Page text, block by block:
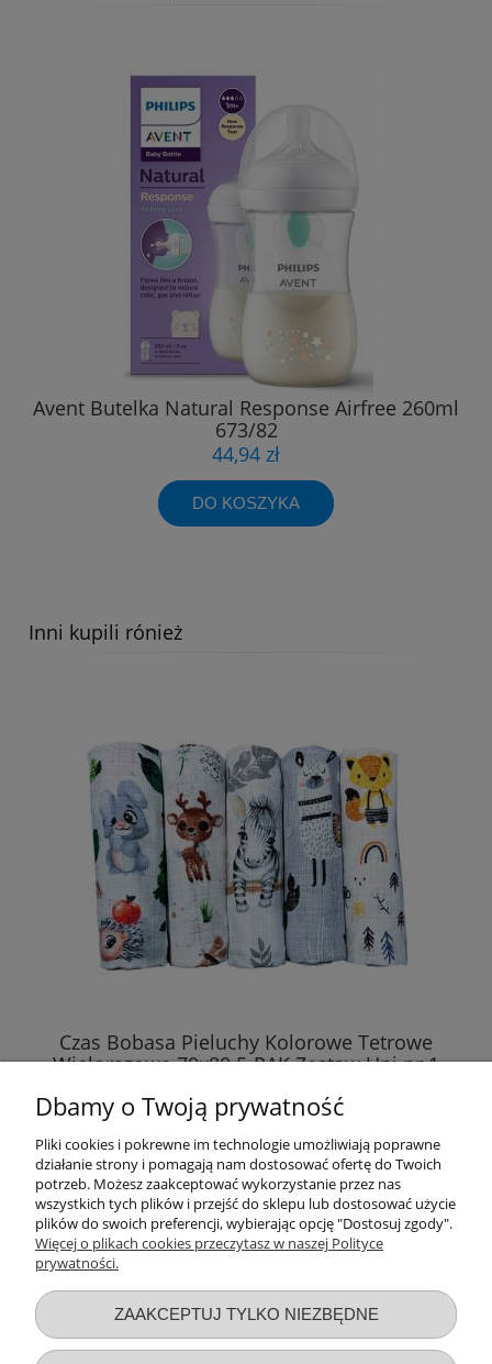
Avent Butelka Natural Response Airfree 260ml
673/82
44,94 zł
DO KOSZYKA
Avent Butelka Antykolkowa Natural 3 Response
260ml 903/01
42,99 zł
Inni kupili rónież
Czas Bobasa Pieluchy Kolorowe Tetrowe
Wielorazowe 70x80 5-PAK Zestaw Uni nr 1
29,99 zł
DO KOSZYKA
Dbamy o Twoją prywatność
Pliki cookies i pokrewne im technologie umożliwiają poprawne
działanie strony i pomagają nam dostosować ofertę do Twoich
potrzeb. Możesz zaakceptować wykorzystanie przez nas
wszystkich tych plików i przejść do sklepu lub dostosować użycie
plików do swoich preferencji, wybierając opcję "Dostosuj zgody".
Więcej o plikach cookies przeczytasz w naszej Polityce
prywatności.
ZAAKCEPTUJ TYLKO NIEZBĘDNE